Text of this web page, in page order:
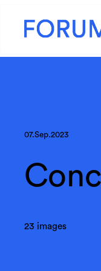
07.Sep.2023
23 images